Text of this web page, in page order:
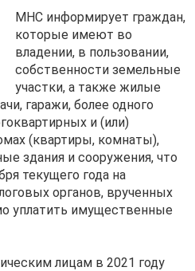
МНС информирует граждан,
которые имеют во
владении, в пользовании,
собственности земельные
участки, а также жилые
гаражи, более одного
и (или)
(квартиры, комнаты),
здания и сооружения, что
текущего года на
органов, врученных
уплатить имущественные
лицам в 2021 году